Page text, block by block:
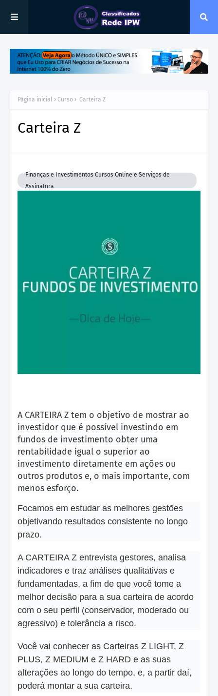
Página inicial Curso Carteira Z
Carteira Z
Finanças e Investimentos Cursos Online e Serviços de
Assinatura
A CARTEIRA Z tem o objetivo de mostrar ao
investidor que é possível investindo em
fundos de investimento obter uma
rentabilidade igual o superior ao
investimento diretamente em ações ou
outros produtos e, o mais importante, com
menos esforço.
Focamos em estudar as melhores gestões
objetivando resultados consistente no longo
prazo.
A CARTEIRA Z entrevista gestores, analisa
indicadores e traz análises qualitativas e
fundamentadas, a fim de que você tome a
melhor decisão para a sua carteira de acordo
com o seu perfil (conservador, moderado ou
agressivo) e tolerância a risco.
Você vai conhecer as Carteiras Z LIGHT, Z
PLUS, Z MEDIUM e Z HARD e as suas
alterações ao longo do tempo, e, a partir daí,
poderá montar a sua carteira.